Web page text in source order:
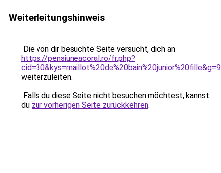
Weiterleitungshinweis
Die von dir besuchte Seite versucht, dich an
https://pensiuneacoral.ro/fr.php?
cid=30&kys=maillot%20de%20bain%20junior%20fille&g=9
weiterzuleiten.
Falls du diese Seite nicht besuchen möchtest, kannst
du zur vorherigen Seite zurückkehren.